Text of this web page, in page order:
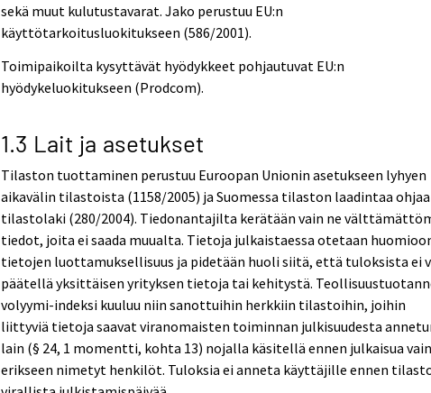
sekä muut kulutustavarat. Jako perustuu EU:n
käyttötarkoitusluokitukseen (586/2001).
Toimipaikoilta kysyttävät hyödykkeet pohjautuvat EU:n
hyödykeluokitukseen (Prodcom).
1.3 Lait ja asetukset
Tilaston tuottaminen perustuu Euroopan Unionin asetukseen lyhyen
aikavälin tilastoista (1158/2005) ja Suomessa tilaston laadintaa ohjaa
tilastolaki (280/2004). Tiedonantajilta kerätään vain ne
tiedot, joita ei saada muualta. Tietoja julkaistaessa otetaan
tietojen luottamuksellisuus ja pidetään huoli siitä, että tuloksista ei
päätellä yksittäisen yrityksen tietoja tai kehitystä.
volyymi-indeksi kuuluu niin sanottuihin herkkiin tilastoihin, joihin
liittyviä tietoja saavat viranomaisten toiminnan julkisuudesta
lain (§ 24, 1 momentti, kohta 13) nojalla käsitellä ennen julkaisua vain
erikseen nimetyt henkilöt. Tuloksia ei anneta käyttäjille ennen